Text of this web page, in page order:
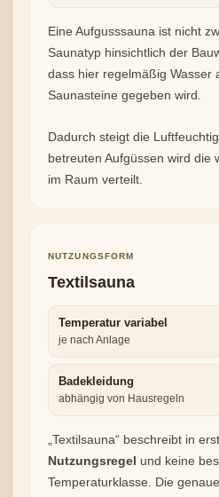
Eine Aufgusssauna ist nicht
Saunatyp hinsichtlich der
dass hier regelmäßig Wasser
Saunasteine gegeben wird.
Dadurch steigt die
betreuten Aufgüssen wird die
im Raum verteilt.
NUTZUNGSFORM
Textilsauna
Temperatur variabel
je nach Anlage
Badekleidung
abhängig von Hausregeln
„Textilsauna“ beschreibt in
Nutzungsregel und keine
Temperaturklasse. Die